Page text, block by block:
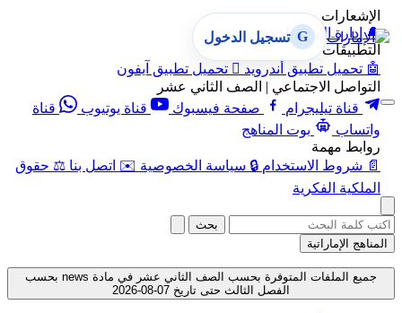
الإشعارات
🔔 إدارة الإشعارات
التطبيقات
🤖 تحميل تطبيق أندرويد  تحميل تطبيق آيفون
التواصل الاجتماعي | الصف الثاني عشر
قناة تيليجرام
صفحة فيسبوك قناة يوتيوب
قناة
واتساب
بوت المناهج
روابط مهمة
📄 شروط الاستخدام 🔒 سياسة الخصوصية ✉️ اتصل بنا ⚖️ حقوق
الملكية الفكرية
G تسجيل الدخول
بحث
المناهج الإماراتية
جميع الملفات المتوفرة بحسب الصف الثاني عشر في مادة news بحسب
الفصل الثالث حتى تاريخ 07-08-2026